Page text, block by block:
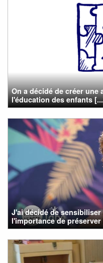
On a décidé de créer
l'éducation des enfants
J'ai décidé de
l'importance de préserver